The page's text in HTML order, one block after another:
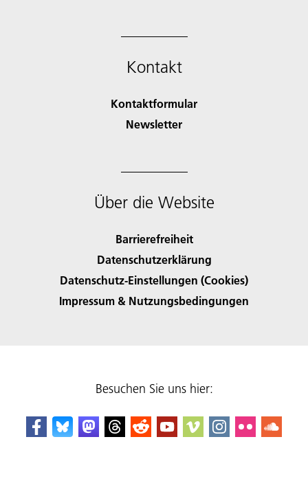
Kontakt
Kontaktformular
Newsletter
Über die Website
Barrierefreiheit
Datenschutzerklärung
Datenschutz-Einstellungen (Cookies)
Impressum & Nutzungsbedingungen
Besuchen Sie uns hier: